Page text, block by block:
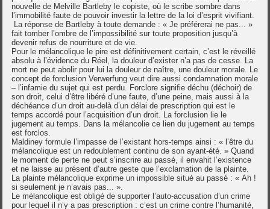
nouvelle de Melville Bartleby le copiste, où le scribe sombre dans
l’immobilité faute de pouvoir investir la lettre de la loi d’esprit vivifiant.
La réponse de Bartleby à toute demande : « Je préférerai ne pas... »
fait tomber l’ombre de l’impossibilité sur toute proposition jusqu’à
devenir refus de nourriture et de vie.
Pour le mélancolique le pire est définitivement certain, c’est le réveillé
absolu à l’évidence du Réel, la douleur d’exister n’a pas de cesse. La
mort ne peut abolir pour lui la douleur de naître, une douleur morale. Le
concept de forclusion Verwerfung veut dire aussi condamnation morale
– l’infamie du sujet qui est perdu. Forclore signifie déchu (déchoir) de
son droit, celui d’être libéré d’une faute, d’une peine, mais aussi à la
déchéance d’un droit au-delà d’un délai de prescription qui est le
temps accordé pour l’acquisition d’un droit. La forclusion lie le
jugement au temps. Dans la mélancolie ce lien du jugement au temps
est forclos.
Maldiney formule l’impasse de l’existant hors-temps ainsi : « l’être du
mélancolique est un redoublement continu de son ayant-été. » Quand
le moment de perte ne peut s’inscrire au passé, il envahit l’existence
et ne laisse au présent d’autre geste que l’exclamation de la plainte.
La plainte mélancolique exprime un impossible situé au passé : « Ah !
si seulement je n’avais pas... ».
Le mélancolique est obligé de supporter l’auto-accusation d’un crime
pour lequel il n’y a pas prescription : c’est un crime contre l’humanité,